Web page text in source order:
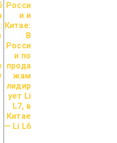
Росси
и и
Китае:
В
Росси
и по
прода
жам
лидир
ует Li
L7, в
Китае
— Li L6